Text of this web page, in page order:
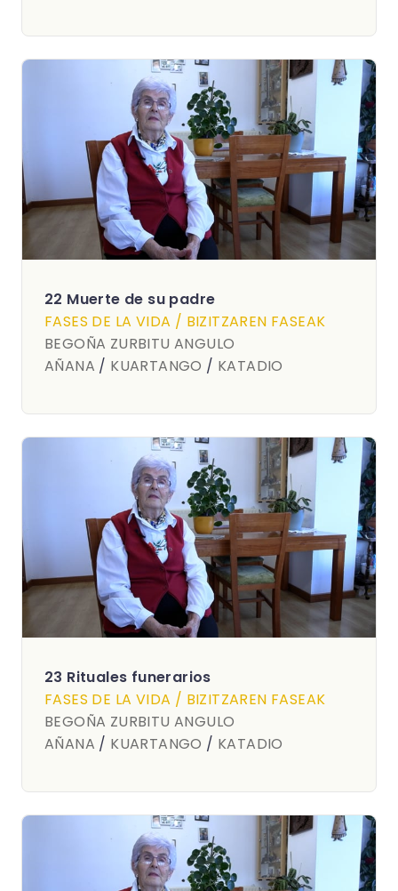
22 Muerte de su padre
FASES DE LA VIDA / BIZITZAREN FASEAK
BEGOÑA ZURBITU ANGULO
AÑANA / KUARTANGO / KATADIO
23 Rituales funerarios
FASES DE LA VIDA / BIZITZAREN FASEAK
BEGOÑA ZURBITU ANGULO
AÑANA / KUARTANGO / KATADIO